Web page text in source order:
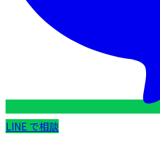
LINE で相談